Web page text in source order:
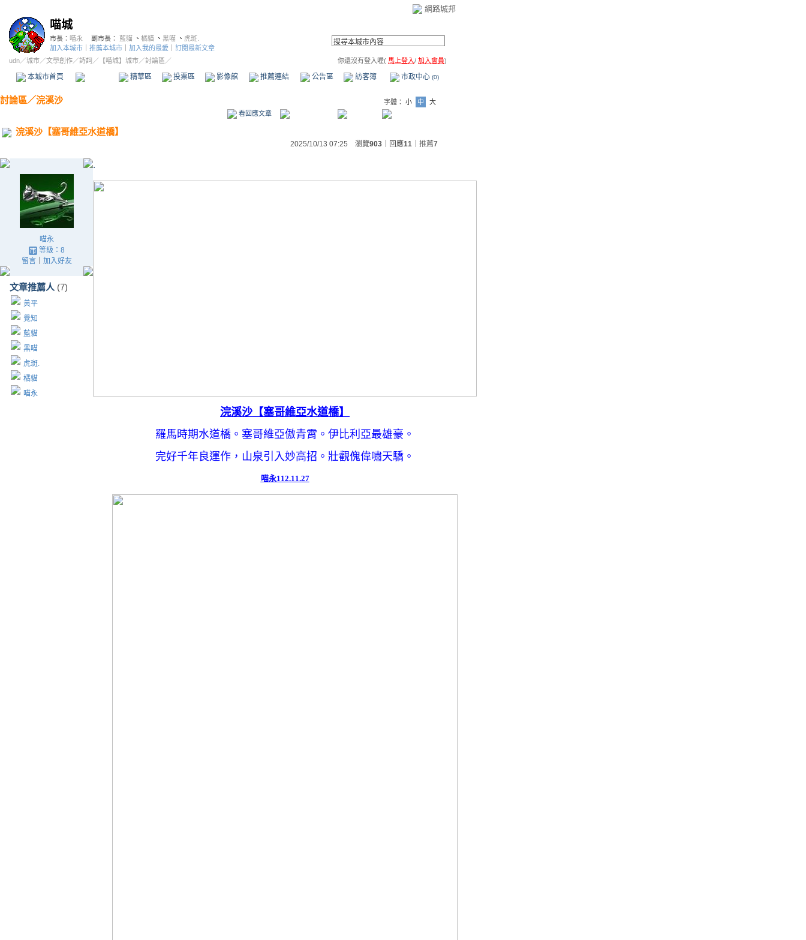
網路城邦
喵城
市長： 喵永 副市長： 藍貓 、 橘貓 、 黑喵 、 虎斑.
加入本城市
推薦本城市 加入我的最愛
訂閱最新文章
udn／城市／文學創作／詩詞 ／ 【喵城】城市／討論區／ 你還沒有登入喔( 馬上登入/ 加入會員)
本城市首頁 精華區 投票區 影像館 推薦連結 公告區 訪客簿 市政中心 (0)
討論區／浣溪沙 字體： 小 中
大
看回應文章
浣溪沙【塞哥維亞水道橋】
2025/10/13 07:25 瀏覽903 ｜回應11 推薦7
喵永
等級：8
留言｜ 加入好友
文章推薦人 (7)
黃平
覺知
藍貓
黑喵
虎斑.
橘貓
喵永
.
浣溪沙【塞哥維亞水道橋】
羅馬時期水道橋。塞哥維亞傲青霄。伊比利亞最雄豪。
完好千年良運作，山泉引入妙高招。壯觀傀偉嘯天驕。
喵永112.11.27